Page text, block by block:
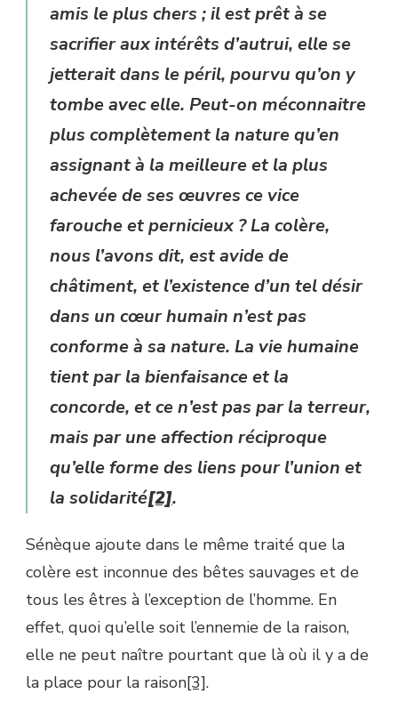
amis le plus chers ; il est prêt à se
sacrifier aux intérêts d’autrui, elle se
jetterait dans le péril, pourvu qu’on y
tombe avec elle. Peut-on méconnaitre
plus complètement la nature qu’en
assignant à la meilleure et la plus
achevée de ses œuvres ce vice
farouche et pernicieux ? La colère,
nous l’avons dit, est avide de
châtiment, et l’existence d’un tel désir
dans un cœur humain n’est pas
conforme à sa nature. La vie humaine
tient par la bienfaisance et la
concorde, et ce n’est pas par la terreur,
mais par une affection réciproque
qu’elle forme des liens pour l’union et
la solidarité[2].
Sénèque ajoute dans le même traité que la
colère est inconnue des bêtes sauvages et de
tous les êtres à l’exception de l’homme. En
effet, quoi qu’elle soit l’ennemie de la raison,
elle ne peut naître pourtant que là où il y a de
la place pour la raison[3].